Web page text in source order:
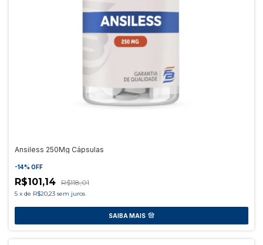
Ansiless 250Mg Cápsulas
-14% OFF
R$101,14 R$118,01
5 x de R$20,23 sem juros
SAIBA MAIS